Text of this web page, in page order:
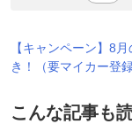
【キャンペーン】8
き！（要マイカー登
こんな記事も